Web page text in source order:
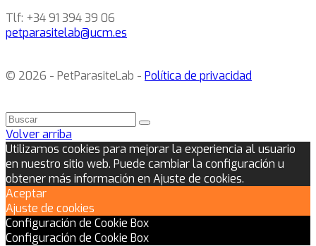
Tlf: +34 91 394 39 06
petparasitelab@ucm.es
© 2026 - PetParasiteLab - Política de privacidad
Volver arriba
Utilizamos cookies para mejorar la experiencia al usuario
en nuestro sitio web. Puede cambiar la configuración u
obtener más información en Ajuste de cookies.
Aceptar
Ajuste de cookies
Configuración de Cookie Box
Configuración de Cookie Box